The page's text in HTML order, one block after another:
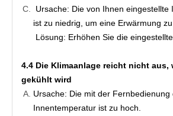
Ursache: Die von Ihnen eingestellte
ist zu niedrig, um eine Erwärmung zu
Lösung: Erhöhen Sie die
4.4 Die Klimaanlage reicht nicht aus,
gekühlt wird
Ursache: Die mit der Fernbedienung
Innentemperatur ist zu hoch.